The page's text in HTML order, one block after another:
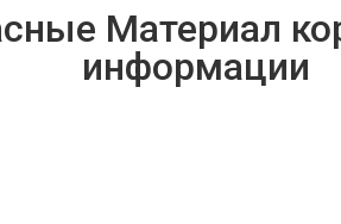
Материал
информации